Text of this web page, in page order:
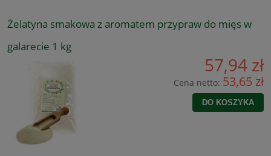
Żelatyna smakowa z aromatem przypraw do mięs w
galarecie 1 kg
57,94 zł
Cena netto: 53,65 zł
DO KOSZYKA